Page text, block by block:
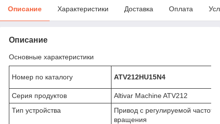
Описание Характеристики Доставка Оплата
Описание
Основные характеристики
Номер по каталогу ATV212HU15N4
Серия продуктов
Altivar Machine ATV212
Тип устройства
Привод с регулируемой
вращения